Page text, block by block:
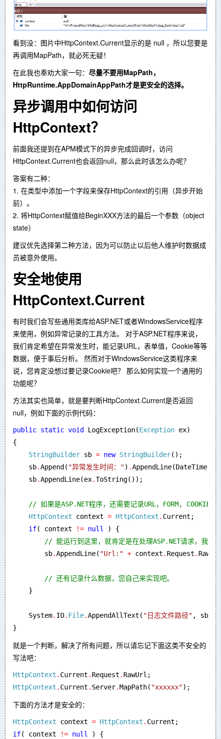
看到没：图片中HttpContext.Current显示的是 null ，所以您要是
再调用MapPath，就必死无疑！
在此我也奉劝大家一句： 尽量不要用MapPath，
HttpRuntime.AppDomainAppPath才是更安全的选择。
异步调用中如何访问
HttpContext？
前面我还提到在APM模式下的异步完成回调时，访问
HttpContext.Current也会返回null，那么此时该怎么办呢？
答案有二种：
1. 在类型中添加一个字段来保存HttpContext的引用（异步开始
前）。
2. 将HttpContext赋值给BeginXXX方法的最后一个参数（object
state）
建议优先选择第二种方法，因为可以防止以后他人维护时数据成
员被意外使用。
安全地使用
HttpContext.Current
有时我们会写些通用类库给ASP.NET或者WindowsService程序
来使用，例如异常记录的工具方法。 对于ASP.NET程序来说，
我们肯定希望在异常发生时，能记录URL，表单值，Cookie等等
数据，便于事后分析。 然而对于WindowsService这类程序来
说，您肯定没想过要记录Cookie吧？ 那么如何实现一个通用的
功能呢？
方法其实也简单，就是要判断HttpContext.Current是否返回
null，例如下面的示例代码：
public static void LogException(Exception ex)
{
StringBuilder sb = new StringBuilder();
    sb
.Append( "异常发生时间：") .AppendLine(DateTime
    sb
.AppendLine(ex.ToString());
// 如果是ASP.NET程序，还需要记录URL，FORM, COOKIE之
HttpContext context = HttpContext . Current;
if( context != null
) {
// 能运行到这里，就肯定是在处理ASP.NET请求，我们
sb.AppendLine( "Url:" + context . Request .
// 还有记录什么数据，您自己来实现吧。
}
    System
. IO. File.AppendAllText( "日志文件路径" , sb
}
就是一个判断，解决了所有问题，所以请忘记下面这类不安全的
写法吧：
HttpContext . Current . Request .
HttpContext . Current . Server.MapPath( "xxxxxx");
下面的方法才是安全的：
HttpContext context = HttpContext .
if( context != null
) {